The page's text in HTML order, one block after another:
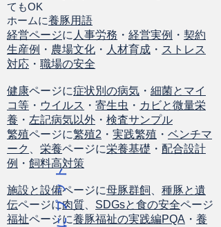
てもOK
ホームに養豚用語
経営ページに 人事労務 ・ 経営実例 ・ 契約
生産例 ・ 農場文化 ・ 人材育成 ・ ストレス
対応 ・ 職場の安全
健康ページに症状別の病気 ・ 細菌とマイ
コ等 ・ ウイルス ・ 寄生虫 ・ カビと微量栄
養 ・ 左記病気以外 ・ 検査サンプル
繁殖ページに繁殖2 ・ 実践繁殖 ・ ベンチマ
ーク
栄養ページに栄養基礎 ・ 配合設計
例 ・ 飼料高対策
施設と設備ページに母豚群飼
種豚と遺
伝ページに肉質 SDGsと食の安全ページ
福祉ページに養豚福祉の実践編PQA ・ 養
ト
ッ
プ
に